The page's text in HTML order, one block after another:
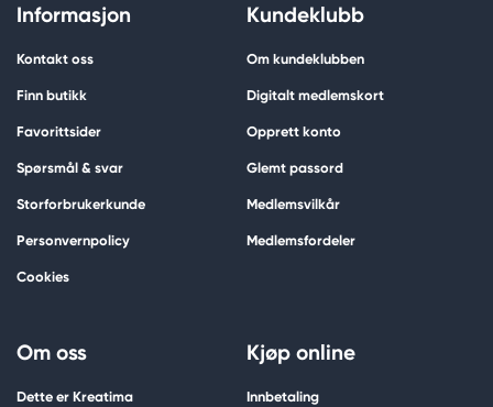
Informasjon
Kontakt oss
Finn butikk
Favorittsider
Spørsmål & svar
Storforbrukerkunde
Personvernpolicy
Cookies
Kundeklubb
Om kundeklubben
Digitalt medlemskort
Opprett konto
Glemt passord
Medlemsvilkår
Medlemsfordeler
Om oss
Dette er Kreatima
Kjøp online
Innbetaling